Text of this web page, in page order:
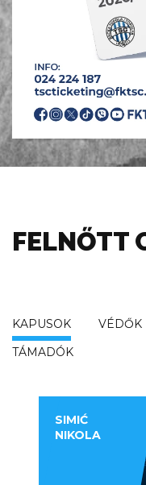
FELNŐTT
KAPUSOK VÉDŐK
TÁMADÓK
SIMIĆ
NIKOLA